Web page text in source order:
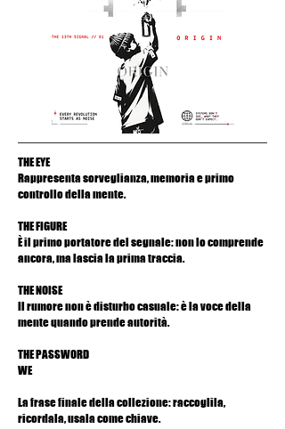
THE EYE
Rappresenta sorveglianza, memoria e primo
controllo della mente.
THE FIGURE
È il primo portatore del segnale: non lo comprende
ancora, ma lascia la prima traccia.
THE NOISE
Il rumore non è disturbo casuale: è la voce della
mente quando prende autorità.
THE PASSWORD
WE
La frase finale della collezione: raccoglila,
ricordala, usala come chiave.